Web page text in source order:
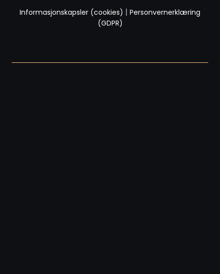
Informasjonskapsler (cookies) | Personvernerklæring
(GDPR)